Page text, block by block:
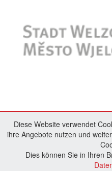
Diese Website verwendet
ihre Angebote nutzen und
Dies können Sie in Ihren